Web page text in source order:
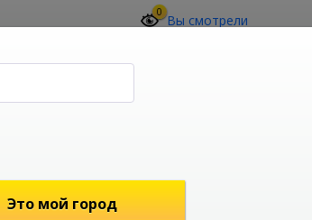
0 Вы смотрели
Это мой город